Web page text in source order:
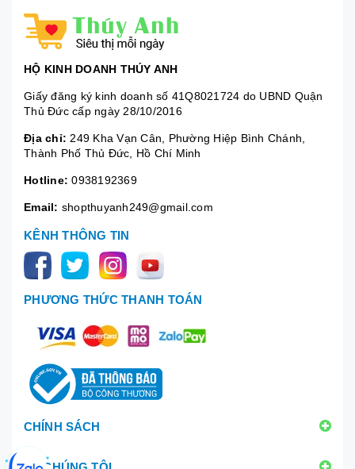
HỘ KINH DOANH THÚY ANH
Giấy đăng ký kinh doanh số 41Q8021724 do UBND Quận
Thủ Đức cấp ngày 28/10/2016
Địa chỉ: 249 Kha Vạn Cân, Phường Hiệp Bình Chánh,
Thành Phố Thủ Đức, Hồ Chí Minh
Hotline: 0938192369
Email: shopthuyanh249@gmail.com
KÊNH THÔNG TIN
PHƯƠNG THỨC THANH TOÁN
CHÍNH SÁCH